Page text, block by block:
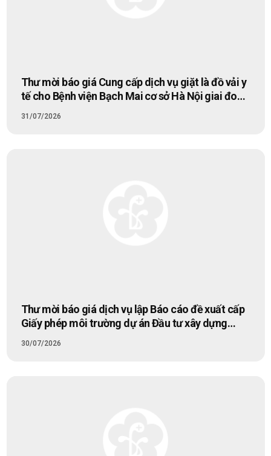
Thư mời báo giá Cung cấp dịch vụ giặt là đồ vải y
tế cho Bệnh viện Bạch Mai cơ sở Hà Nội giai đoạn
31/07/2026
Thư mời báo giá dịch vụ lập Báo cáo đề xuất cấp
Giấy phép môi trường dự án Đầu tư xây dựng
30/07/2026